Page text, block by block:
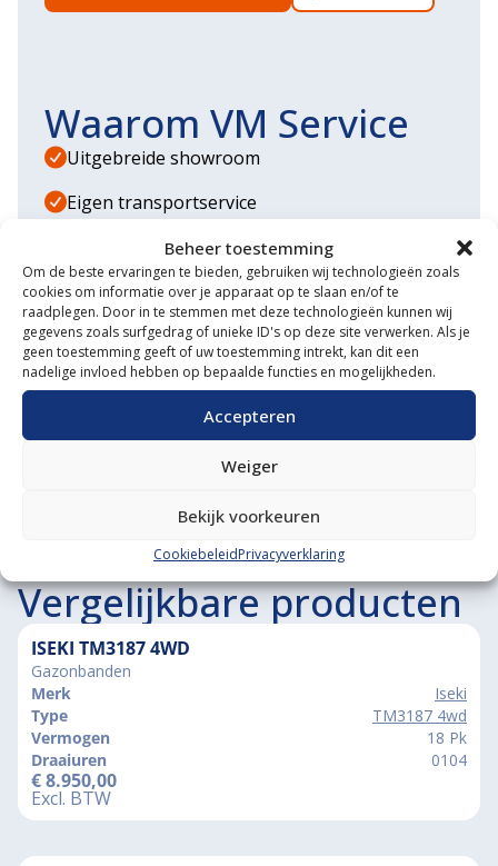
Beheer toestemming
Om de beste ervaringen te bieden, gebruiken wij technologieën zoals
cookies om informatie over je apparaat op te slaan en/of te
raadplegen. Door in te stemmen met deze technologieën kunnen wij
gegevens zoals surfgedrag of unieke ID's op deze site verwerken. Als je
geen toestemming geeft of uw toestemming intrekt, kan dit een
nadelige invloed hebben op bepaalde functies en mogelijkheden.
Accepteren
Weiger
Bekijk voorkeuren
CookiebeleidPrivacyverklaring
Waarom VM Service
Uitgebreide showroom
Eigen transportservice
Gespecialiseerde werkplaats
Diverse aanbouwwerktuigen
Grote voorraad minitrekkers
Grootste in kleine tractoren
Vergelijkbare producten
ISEKI TM3187 4WD
Gazonbanden
Merk
Iseki
Type
TM3187 4wd
Vermogen
18 Pk
Draaiuren
0104
€8.950,00
Excl. BTW